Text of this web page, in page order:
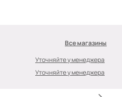
Все магазины
Уточняйте у менеджера
Уточняйте у менеджера